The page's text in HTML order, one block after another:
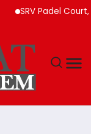
SRV Padel Court,